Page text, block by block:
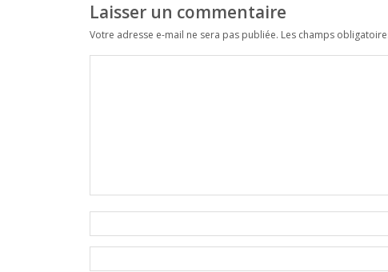
Laisser un commentaire
Votre adresse e-mail ne sera pas publiée. Les champs